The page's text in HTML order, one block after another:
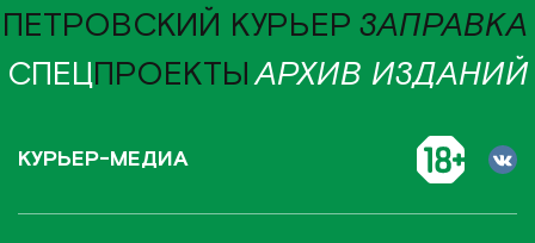
ПЕТРОВСКИЙ КУРЬЕР ЗАПРАВКА
СПЕЦПРОЕКТЫАРХИВ ИЗДАНИЙ
КУРЬЕР-МЕДИА